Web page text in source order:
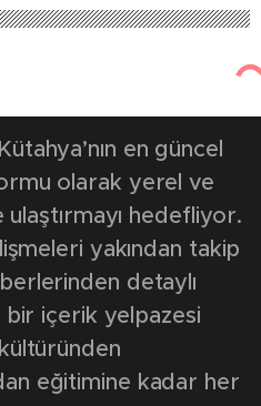
en güncel
olarak yerel ve
hedefliyor.
yakından takip
detaylı
bir içerik yelpazesi
eğitimine kadar her